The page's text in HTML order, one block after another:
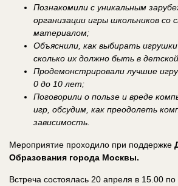
Познакомили с уникальным
организации игры школьников со
материалом;
Объяснили, как выбирать
сколько их должно быть в
Продемонстрировали лучшие
0 до 10 лет;
Поговорили о пользе и вреде
игр, обсудим, как преодолеть
зависимость.
Мероприятие проходило при поддержке
Образования города Москвы.
Встреча состоялась 20 апреля в 15.00